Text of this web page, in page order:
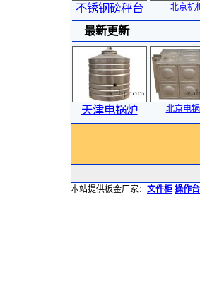
不锈钢磅秤台 北京机
最新更新
天津电锅炉 北京电
本站提供板金厂家： 文件柜 操作台